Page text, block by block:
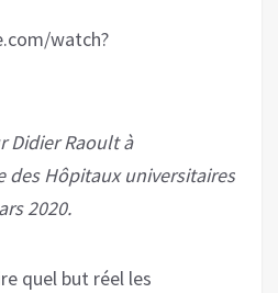
watch?
Didier Raoult à
des Hôpitaux universitaires
2020.
quel but réel les